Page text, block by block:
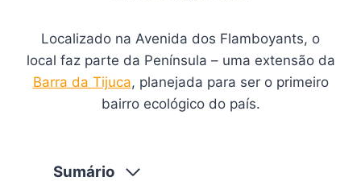
Localizado na Avenida dos Flamboyants, o
local faz parte da Península – uma extensão da
Barra da Tijuca, planejada para ser o primeiro
bairro ecológico do país.
Sumário